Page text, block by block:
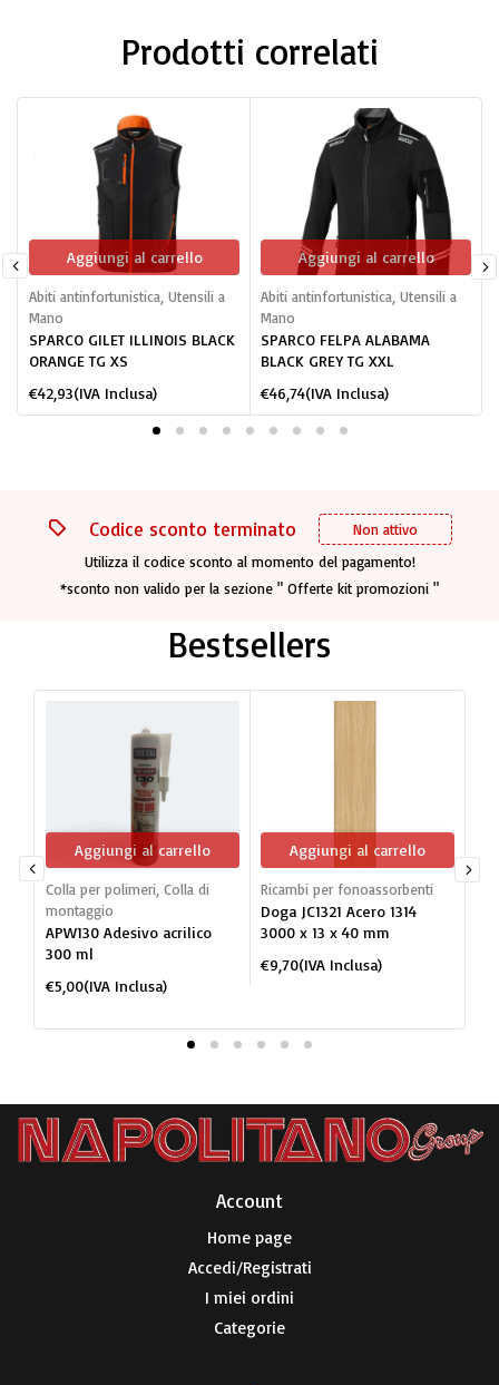
Prodotti correlati
Aggiungi al carrello
Abiti antinfortunistica, Utensili a
Mano
SPARCO GILET ILLINOIS BLACK
ORANGE TG XS
€42,93(IVA Inclusa)
Aggiungi al carrello
Abiti antinfortunistica, Utensili a
Mano
SPARCO FELPA ALABAMA
BLACK GREY TG XXL
€46,74(IVA Inclusa)
Codice sconto terminato
Non attivo
Utilizza il codice sconto al momento del pagamento!
*sconto non valido per la sezione " Offerte kit promozioni "
Bestsellers
Aggiungi al carrello
Colla per polimeri, Colla di
montaggio
APW130 Adesivo acrilico
300 ml
€5,00(IVA Inclusa)
Aggiungi al carrello
Ricambi per fonoassorbenti
Doga JC1321 Acero 1314
3000 x 13 x 40 mm
€9,70(IVA Inclusa)
Account​
Home page
Accedi/Registrati
I miei ordini
Categorie